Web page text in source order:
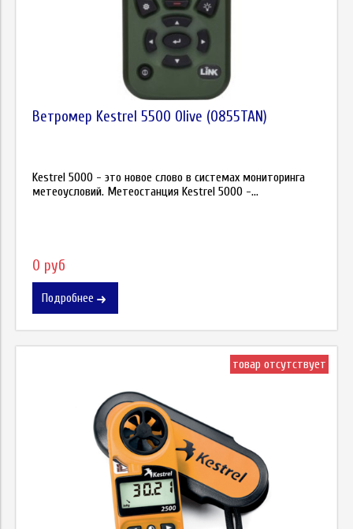
Ветромер Kestrel 5500 Olive (0855TAN)
Kestrel 5000 - это новое слово в системах мониторинга
метеоусловий. Метеостанция Kestrel 5000 -...
0 руб
Подробнее
товар отсутствует